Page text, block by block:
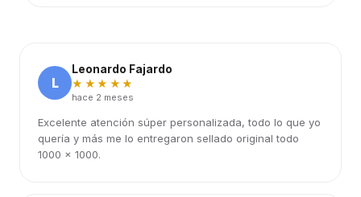
L
Leonardo Fajardo
★★★★★
hace 2 meses
Excelente atención súper personalizada, todo lo que yo
quería y más me lo entregaron sellado original todo
1000 x 1000.